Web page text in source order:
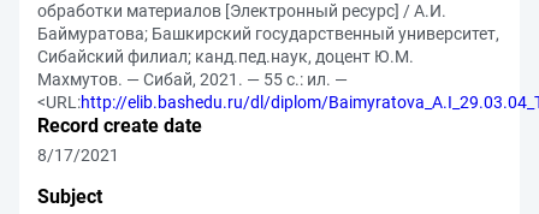
обработки материалов [Электронный ресурс] / А.И.
Баймуратова; Башкирский государственный университет,
Сибайский филиал; канд.пед.наук, доцент Ю.М.
Махмутов. — Сибай, 2021. — 55 с.: ил. —
<URL:http://elib.bashedu.ru/dl/diplom/
Record create date
8/17/2021
Subject